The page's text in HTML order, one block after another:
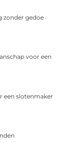
zonder gedoe
voor een
een slotenmaker